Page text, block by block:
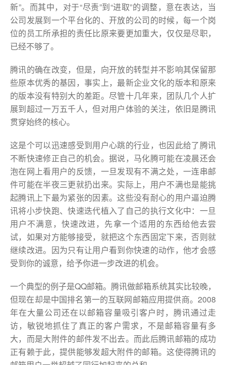
新”。而其中，对于“尽责”到“进取”的调整，意在表达，当
公司发展到一个平台化的、开放的公司的时候，每一个岗
位的员工所承担的责任比原来要更加重大，仅仅是尽职，
已经不够了。
腾讯的确在改变，但是，向开放的转型并不影响其保留那
些原本优秀的基因，事实上，最新企业文化的版本和原来
的版本没有特别大的差距。尽管十几年来，团队几个人扩
展到超过一万五千人，但对用户体验的关注，依旧是腾讯
贯穿始终的核心。
这是个可以迅速感受到用户心跳的行业，也因此给了腾讯
不断快速修正自己的机会。据说，马化腾可能在凌晨还会
泡在网上看用户的反馈，一旦发现有不满之处，一连串邮
件可能在半夜三更就扔出来。实际上，用户不满也是能挑
起腾讯上下最为紧张的因素。这些没有耐心的用户逼迫腾
讯将小步快跑、快速迭代植入了自己的执行文化中：一旦
用户不满意，快速改进，先拿一个适用的东西给他去尝
试，如果对方能够接受，就把这个东西固定下来，否则就
继续改进。因为只有让用户看到你快速的动作，他才会感
受到你的诚意，给予你进一步改进的机会。
一个典型的例子是QQ邮箱。腾讯做邮箱系统其实比较晚，
但现在却是中国排名第一的互联网邮箱应用提供商。2008
年在大量公司还在以邮箱容量吸引客户时，腾讯通过走
访，敏锐地抓住了真正的客户需求，不是邮箱容量有多
大，而是大附件的邮件发不出去。而此后腾讯邮箱的成功
正有赖于此，提供能够发超大附件的邮箱。这使得腾讯的